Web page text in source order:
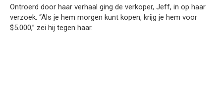
Ontroerd door haar verhaal ging de verkoper, Jeff, in op haar
verzoek. “Als je hem morgen kunt kopen, krijg je hem voor
$5.000,” zei hij tegen haar.